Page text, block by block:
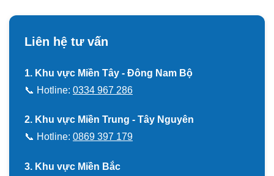
Liên hệ tư vấn
1. Khu vực Miền Tây - Đông Nam Bộ
📞 Hotline: 0334 967 286
2. Khu vực Miền Trung - Tây Nguyên
📞 Hotline: 0869 397 179
3. Khu vực Miền Bắc